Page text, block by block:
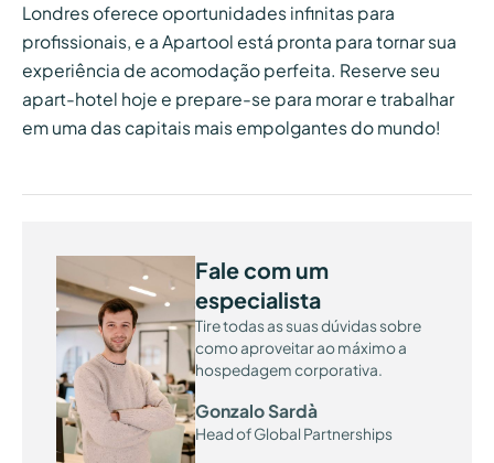
Londres oferece oportunidades infinitas para
profissionais, e a Apartool está pronta para tornar sua
experiência de acomodação perfeita. Reserve seu
apart-hotel hoje e prepare-se para morar e trabalhar
em uma das capitais mais empolgantes do mundo!
Fale com um
especialista
Tire todas as suas dúvidas sobre
como aproveitar ao máximo a
hospedagem corporativa.
Gonzalo Sardà
Head of Global Partnerships